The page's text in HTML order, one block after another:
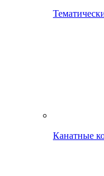
Канатные